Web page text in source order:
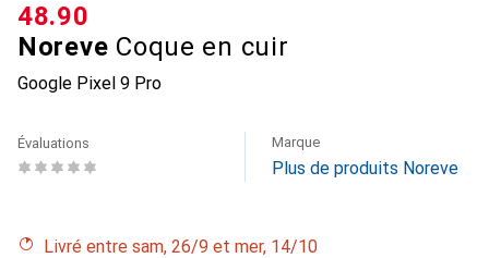
Noreve Coque en cuir
Google Pixel 9 Pro
CHF
48.90
Évaluations Marque
Plus de produits Noreve
Livré entre sam, 26/9 et mer, 14/10